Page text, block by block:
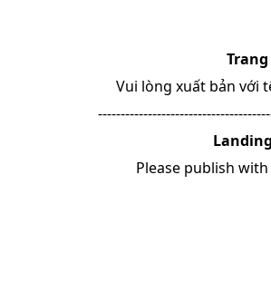
Vui lòng xuất bản với
Please publish